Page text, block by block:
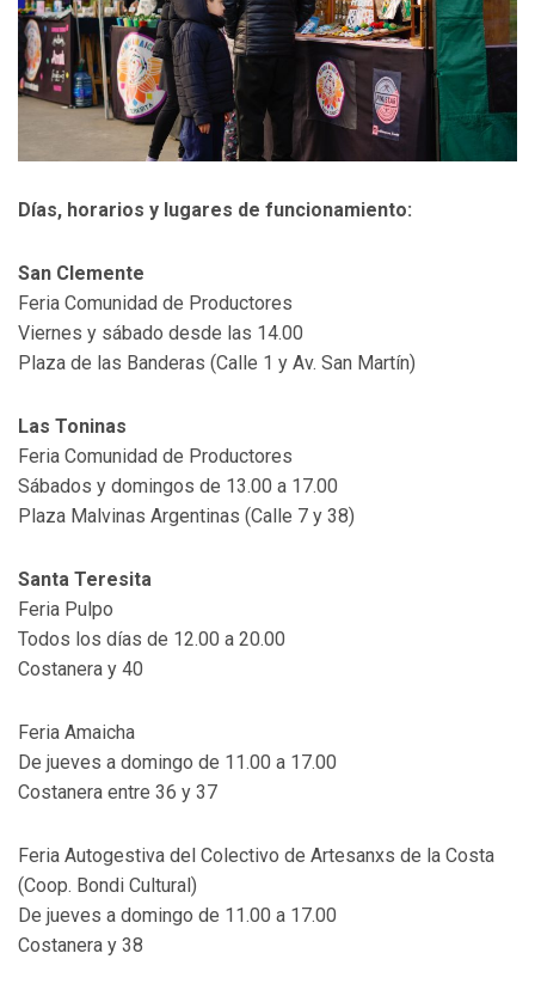
Días, horarios y lugares de funcionamiento:
San Clemente
Feria Comunidad de Productores
Viernes y sábado desde las 14.00
Plaza de las Banderas (Calle 1 y Av. San Martín)
Las Toninas
Feria Comunidad de Productores
Sábados y domingos de 13.00 a 17.00
Plaza Malvinas Argentinas (Calle 7 y 38)
Santa Teresita
Feria Pulpo
Todos los días de 12.00 a 20.00
Costanera y 40
Feria Amaicha
De jueves a domingo de 11.00 a 17.00
Costanera entre 36 y 37
Feria Autogestiva del Colectivo de Artesanxs de la Costa
(Coop. Bondi Cultural)
De jueves a domingo de 11.00 a 17.00
Costanera y 38